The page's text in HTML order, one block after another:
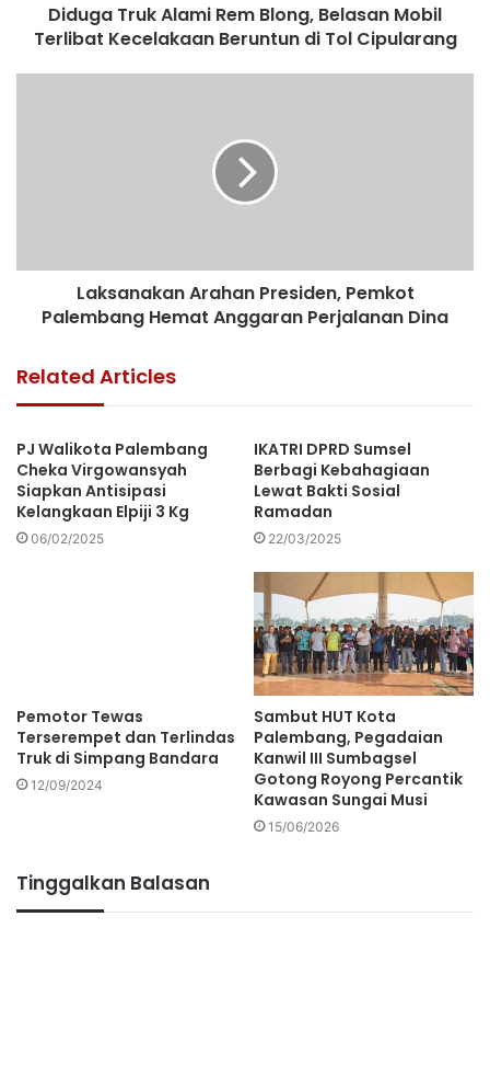
Diduga Truk Alami Rem Blong, Belasan Mobil
Terlibat Kecelakaan Beruntun di Tol Cipularang
Laksanakan Arahan Presiden, Pemkot
Palembang Hemat Anggaran Perjalanan Dina
Related Articles
PJ Walikota Palembang
Cheka Virgowansyah
Siapkan Antisipasi
Kelangkaan Elpiji 3 Kg
06/02/2025
IKATRI DPRD Sumsel
Berbagi Kebahagiaan
Lewat Bakti Sosial
Ramadan
22/03/2025
Pemotor Tewas
Terserempet dan Terlindas
Truk di Simpang Bandara
12/09/2024
Sambut HUT Kota
Palembang, Pegadaian
Kanwil III Sumbagsel
Gotong Royong Percantik
Kawasan Sungai Musi
15/06/2026
Tinggalkan Balasan